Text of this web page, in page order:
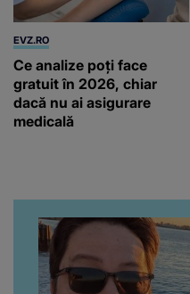
EVZ.RO
Ce analize poți face
gratuit în 2026, chiar
dacă nu ai asigurare
medicală